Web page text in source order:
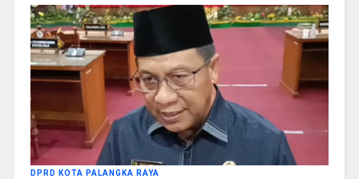
DPRD KOTA PALANGKA RAYA